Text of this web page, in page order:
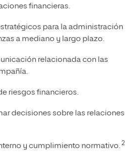
financieras.
para la administración
a mediano y largo plazo.
relacionada con las
riesgos financieros.
decisiones sobre las relaciones
y cumplimiento normativo. 2